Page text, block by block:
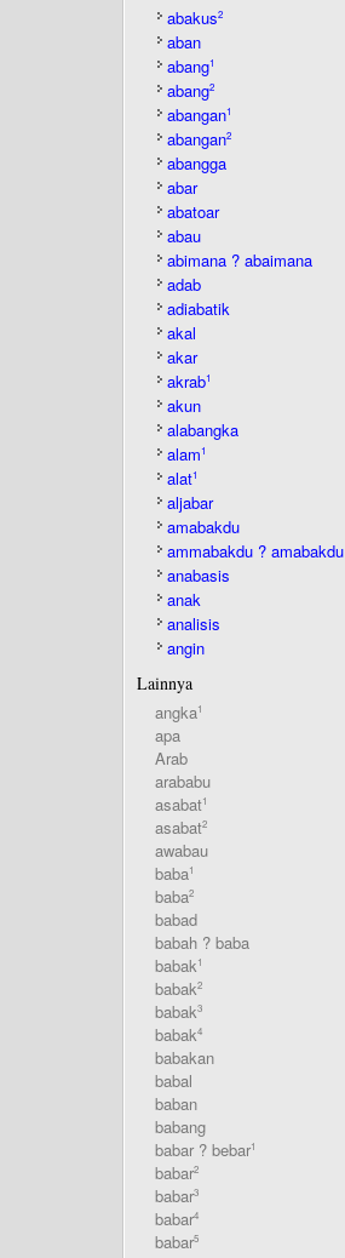
abakus2
aban
abang1
abang2
abangan1
abangan2
abangga
abar
abatoar
abau
abimana ? abaimana
adab
adiabatik
akal
akar
akrab1
akun
alabangka
alam1
alat1
aljabar
amabakdu
ammabakdu ? amabakdu
anabasis
anak
analisis
angin
Lainnya
angka1
apa
Arab
arababu
asabat1
asabat2
awabau
baba1
baba2
babad
babah ? baba
babak1
babak2
babak3
babak4
babakan
babal
baban
babang
babar ? bebar1
babar2
babar3
babar4
babar5